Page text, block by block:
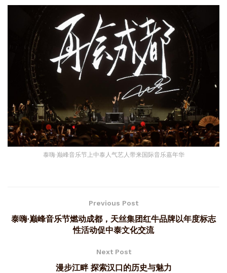
泰嗨·巅峰音乐节上中泰人气艺人带来国际音乐嘉年华
Previous Post
泰嗨·巅峰音乐节燃动成都，天丝集团红牛品牌以年度标志
性活动促中泰文化交流
Next Post
漫步江畔 探索汉口的历史与魅力